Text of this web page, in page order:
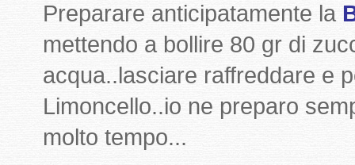
Preparare anticipatamente la
mettendo a bollire 80 gr di
acqua..lasciare raffreddare e
Limoncello..io ne preparo
molto tempo...